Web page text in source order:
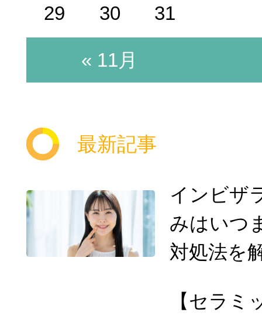
« 11月
29 30 31
最新記事
インビザ
みはいつ
対処法を
【セラミ